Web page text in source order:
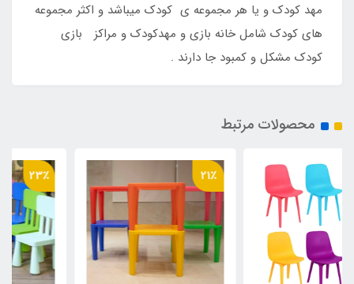
مهد کودک و یا هر مجموعه ی کودک میباشد و اکثر مجموعه
های کودک شامل خانه بازی و مهدکودک و مراکز بازی
کودک مشکل و کمبود جا دارند .
محصولات مرتبط
21٪